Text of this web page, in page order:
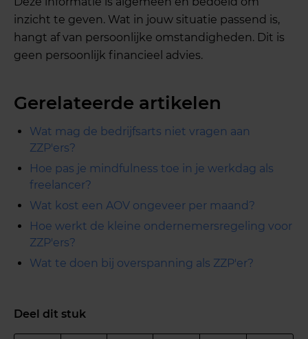
inzicht te geven. Wat in jouw situatie passend is,
hangt af van persoonlijke omstandigheden. Dit is
geen persoonlijk financieel advies.
Gerelateerde artikelen
Wat mag de bedrijfsarts niet vragen aan
ZZP'ers?
Hoe pas je mindfulness toe in je werkdag als
freelancer?
Wat kost een AOV ongeveer per maand?
Hoe werkt de kleine ondernemersregeling voor
ZZP'ers?
Wat te doen bij overspanning als ZZP'er?
Deel dit stuk